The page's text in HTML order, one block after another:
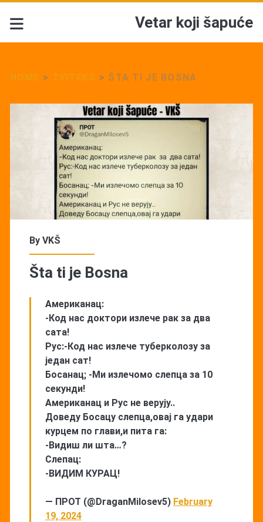
Vetar koji šapuće
> > ŠTA TI JE BOSNA
By VKŠ
Šta ti je Bosna
Американац:
-Код нас доктори излече рак за два
сата!
Рус:-Код нас излече туберколозу за
један сат!
Босанац; -Ми излечомо слепца за 10
секунди!
Американац и Рус не верују..
Доведу Босацу слепца,овај га удари
курцем по глави,и пита га:
-Видиш ли шта…?
Слепац:
-ВИДИМ КУРАЦ!
— ПРОТ (@DraganMilosev5) February
19, 2024